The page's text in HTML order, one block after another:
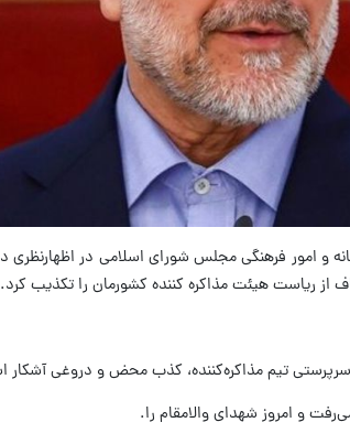
و امور فرهنگی مجلس شورای اسلامی در
از ریاست هیئت مذاکره کننده کشورمان را تکذیب کرد.
سرپرستی تیم مذاکره‌کننده، کذب محض و دروغی
و امروز شهدای والامقام را.